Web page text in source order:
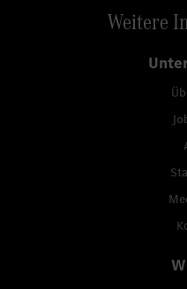
Weitere